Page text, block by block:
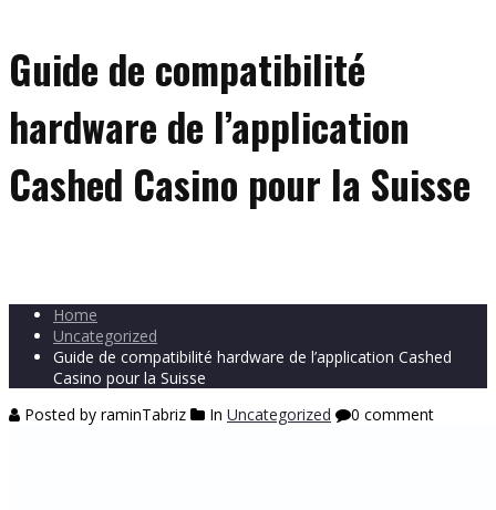
Guide de compatibilité
hardware de l’application
Cashed Casino pour la Suisse
Home
Uncategorized
Guide de compatibilité hardware de l’application Cashed
Casino pour la Suisse
Posted by raminTabriz
In Uncategorized 0 comment